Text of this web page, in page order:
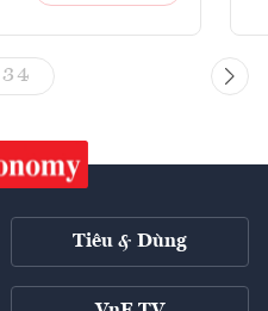
3 4
Tiêu & Dùng